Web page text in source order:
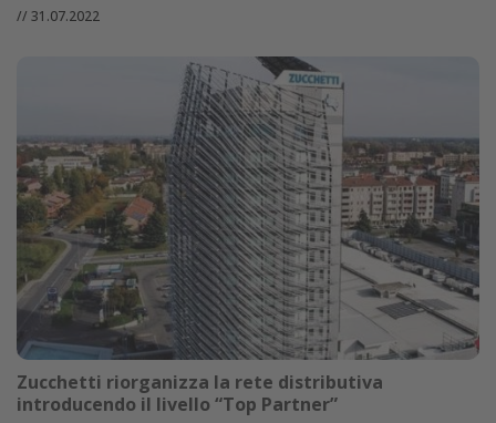
// 31.07.2022
Zucchetti riorganizza la rete distributiva
introducendo il livello “Top Partner”